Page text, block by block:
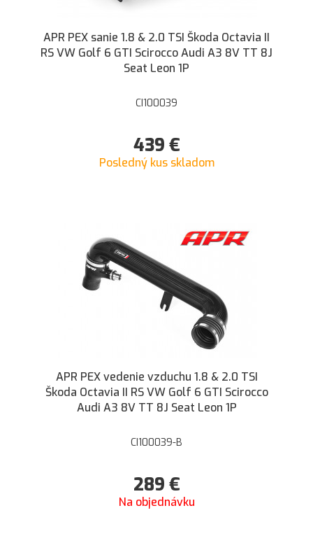
APR PEX sanie 1.8 & 2.0 TSI Škoda Octavia II
RS VW Golf 6 GTI Scirocco Audi A3 8V TT 8J
Seat Leon 1P
CI100039
439 €
Posledný kus skladom
APR PEX vedenie vzduchu 1.8 & 2.0 TSI
Škoda Octavia II RS VW Golf 6 GTI Scirocco
Audi A3 8V TT 8J Seat Leon 1P
CI100039-B
289 €
Na objednávku